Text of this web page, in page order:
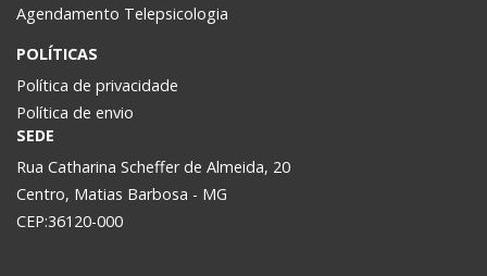
Agendamento Telepsicologia
POLÍTICAS
Política de privacidade
Política de envio
SEDE
Rua Catharina Scheffer de Almeida, 20
Centro, Matias Barbosa - MG
CEP:36120-000